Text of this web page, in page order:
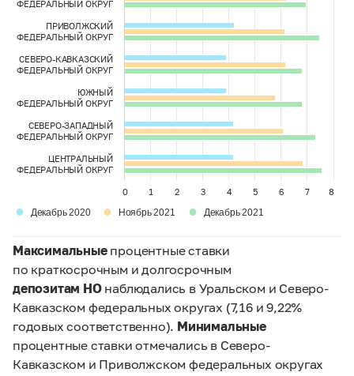
ФЕДЕРАЛЬНЫЙ ОКРУГ
ПРИВОЛЖСКИЙ
ФЕДЕРАЛЬНЫЙ ОКРУГ
СЕВЕРО-КАВКАЗСКИЙ
ФЕДЕРАЛЬНЫЙ ОКРУГ
ЮЖНЫЙ
ФЕДЕРАЛЬНЫЙ ОКРУГ
СЕВЕРО-ЗАПАДНЫЙ
ФЕДЕРАЛЬНЫЙ ОКРУГ
ЦЕНТРАЛЬНЫЙ
ФЕДЕРАЛЬНЫЙ ОКРУГ
0 1 2 3 4 5 6 7 8
● Декабрь 2020 ● Ноябрь 2021 ● Декабрь 2021
Максимальныепроцентные ставки
по краткосрочным и долгосрочным
депозитам НОнаблюдались в Уральском и Северо-
Кавказском федеральных округах (7,16 и 9,22%
годовых соответственно). Минимальные
процентные ставки отмечались в Северо-
Кавказском и Приволжском федеральных округах